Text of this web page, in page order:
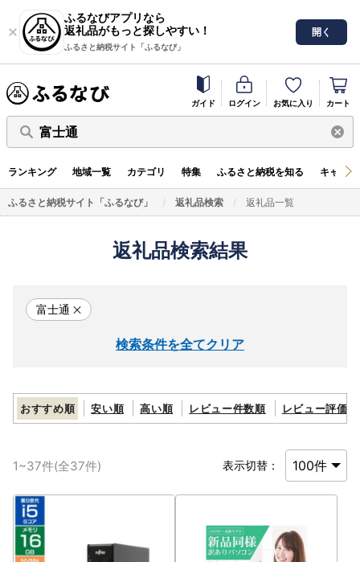
ふるなびアプリなら
返礼品がもっと探しやすい！
ふるさと納税サイト「ふるなび」
開く
ガイド ログイン お気に入り カート
富士通
ランキング 地域一覧 カテゴリ 特集 ふるさと納税を知る キャン
ふるさと納税サイト「ふるなび」 返礼品検索 返礼品一覧
返礼品検索結果
富士通
検索条件を全てクリア
おすすめ順 安い順 高い順 レビュー件数順 レビュー評価順
1~37件(全37件) 表示切替：